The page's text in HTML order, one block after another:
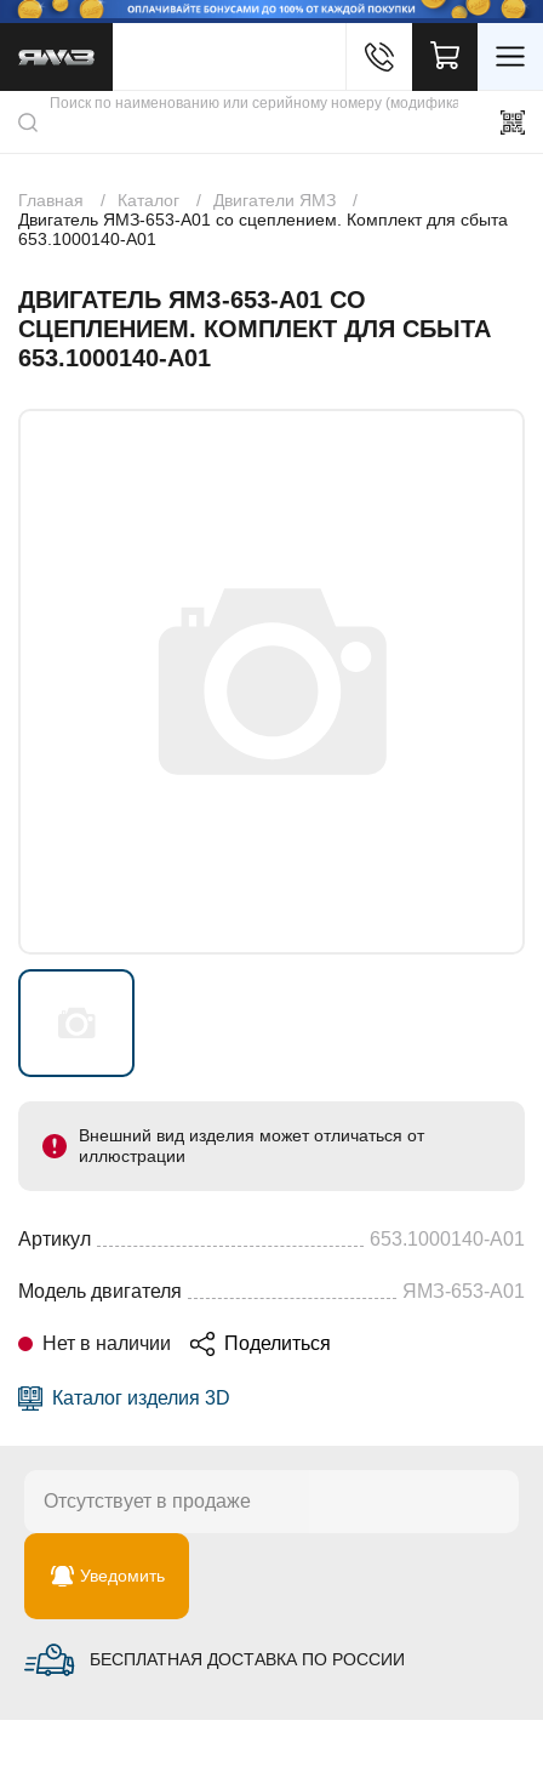
Каталог продукции
Скидки
Контакты
Главная Каталог
Двигатели ЯМЗ
Двигатель ЯМЗ-653-А01 со сцеплением. Комплект для сбыта
653.1000140-А01
ДВИГАТЕЛЬ ЯМЗ-653-А01 СО
СЦЕПЛЕНИЕМ. КОМПЛЕКТ ДЛЯ СБЫТА
653.1000140-А01
Внешний вид изделия может отличаться от
иллюстрации
Артикул 653.1000140-А01
Модель двигателя ЯМЗ-653-А01
Нет в наличии Поделиться
Каталог изделия 3D
Отсутствует в продаже
Уведомить
БЕСПЛАТНАЯ ДОСТАВКА ПО РОССИИ